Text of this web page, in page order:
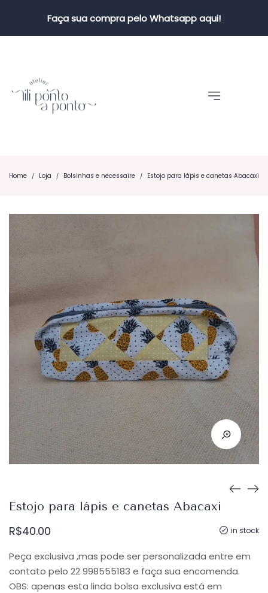
Faça sua compra pelo Whatsapp aqui!
Home / Loja / Bolsinhas e necessaire / Estojo para lápis e canetas Abacaxi
Estojo para lápis e canetas Abacaxi
in stock
R$40.00
Peça exclusiva ,mas pode ser personalizada entre em
contato pelo 22 998555183 e faça sua encomenda.
OBS: apenas esta linda bolsa exclusiva está em